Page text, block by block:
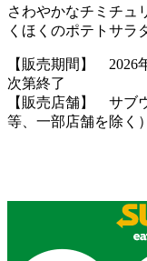
さわやかなチミチュ
くほくのポテトサラ
【販売期間】
次第終了
【販売店舗】 サブ
等、一部店舗を除く）